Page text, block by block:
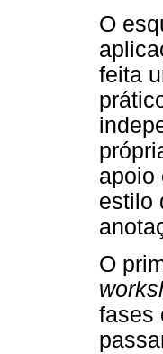
O
feita
apoio
estilo
O
fases